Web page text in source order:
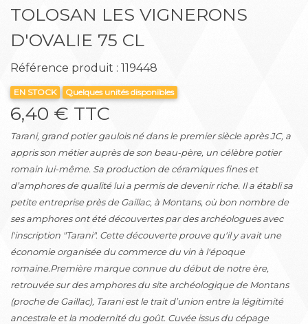
TOLOSAN LES VIGNERONS
D'OVALIE 75 CL
Référence produit : 119448
EN STOCK Quelques unités disponibles
6,40 € TTC
Tarani, grand potier gaulois né dans le premier siècle après JC, a
appris son métier auprès de son beau-père, un célèbre potier
romain lui-même. Sa production de céramiques fines et
d’amphores de qualité lui a permis de devenir riche. Il a établi sa
petite entreprise près de Gaillac, à Montans, où bon nombre de
ses amphores ont été découvertes par des archéologues avec
l'inscription "Tarani". Cette découverte prouve qu'il y avait une
économie organisée du commerce du vin à l'époque
romaine.Première marque connue du début de notre ère,
retrouvée sur des amphores du site archéologique de Montans
(proche de Gaillac), Tarani est le trait d’union entre la légitimité
ancestrale et la modernité du goût. Cuvée issus du cépage